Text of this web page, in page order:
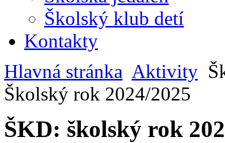
Školský klub detí
Kontakty
Hlavná stránka Aktivity
Školský rok 2024/2025
ŠKD: školský rok